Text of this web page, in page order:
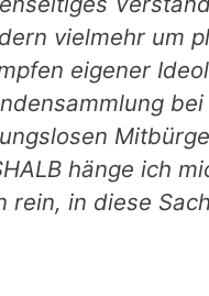
vielmehr um
eigener
bei
hänge ich
rein, in diese